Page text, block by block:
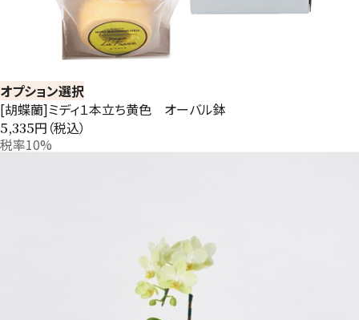
オプション選択
[胡蝶蘭]ミディ１本立ち黄色 オーバル鉢
5,335円（税込）
税率10%